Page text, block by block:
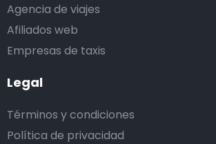
Agencia de viajes
Afiliados web
Empresas de taxis
Legal
Términos y condiciones
Política de privacidad